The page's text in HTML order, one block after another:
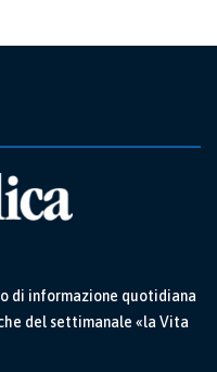
di informazione quotidiana
del settimanale «la Vita